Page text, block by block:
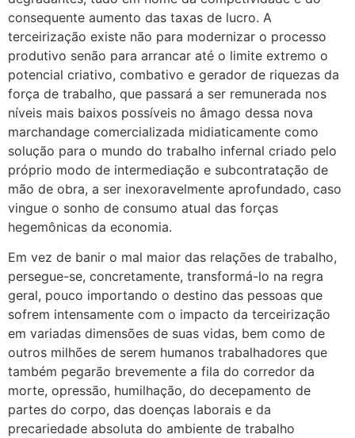
consequente aumento das taxas de lucro. A
terceirização existe não para modernizar o processo
produtivo senão para arrancar até o limite extremo o
potencial criativo, combativo e gerador de riquezas da
força de trabalho, que passará a ser remunerada nos
níveis mais baixos possíveis no âmago dessa nova
marchandage comercializada midiaticamente como
solução para o mundo do trabalho infernal criado pelo
próprio modo de intermediação e subcontratação de
mão de obra, a ser inexoravelmente aprofundado, caso
vingue o sonho de consumo atual das forças
hegemônicas da economia.
Em vez de banir o mal maior das relações de trabalho,
persegue-se, concretamente, transformá-lo na regra
geral, pouco importando o destino das pessoas que
sofrem intensamente com o impacto da terceirização
em variadas dimensões de suas vidas, bem como de
outros milhões de serem humanos trabalhadores que
também pegarão brevemente a fila do corredor da
morte, opressão, humilhação, do decepamento de
partes do corpo, das doenças laborais e da
precariedade absoluta do ambiente de trabalho